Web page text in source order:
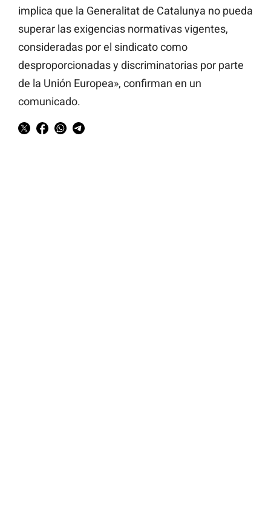
implica que la Generalitat de Catalunya no pueda
superar las exigencias normativas vigentes,
consideradas por el sindicato como
desproporcionadas y discriminatorias por parte
de la Unión Europea», confirman en un
comunicado.